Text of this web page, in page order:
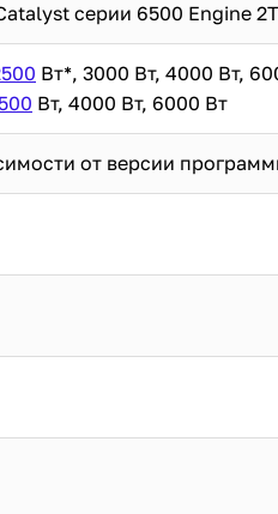
серии 6500 Engine 2T
Вт*, 3000 Вт, 4000 Вт,
Вт, 4000 Вт, 6000 Вт
от версии